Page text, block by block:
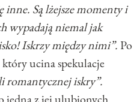
inne. Są lżejsze momenty i
wypadają niemal jak
Iskrzy między nimi”.Po
ucina spekulacje
romantycznej iskry”.